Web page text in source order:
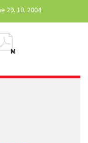
29. 10. 2004